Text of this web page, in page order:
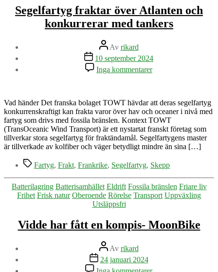
Segelfartyg fraktar över Atlanten och
konkurrerar med tankers
Inläggsförfattare
Av rikard
Inläggsdatum
10 september 2024
Inga kommentarertill
Segelfartyg
Atlanten
och
konkurrerar
med
tankers
Vad händer Det franska bolaget TOWT hävdar att deras segelfartyg
konkurrenskraftigt kan frakta varor över hav och oceaner i nivå med
fartyg som drivs med fossila bränslen. Kontext TOWT
(TransOceanic Wind Transport) är ett nystartat franskt företag som
tillverkar stora segelfartyg för fraktändamål. Segelfartygens master
är tillverkade av kolfiber och väger betydligt mindre än sina […]
Etiketter
Fartyg, Frakt, Frankrike, Segelfartyg, Skepp
Kategorier
Batterilagring Batterisamhället Eldrift Fossila bränslen Friare liv
Frihet Frisk natur Oberoende Rörelse Transport Uppväxling
Utsläppsfri
Vidde har fått en kompis- MoonBike
Inläggsförfattare
Av rikard
Inläggsdatum
24 januari 2024
till